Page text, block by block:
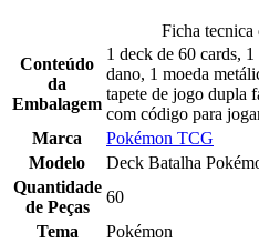
Ficha
Conteúdo
da
Embalagem
1 deck de 60 cards,
dano, 1 moeda
tapete de jogo dupla
com código para
Marca
Pokémon TCG
Modelo
Deck Batalha
Quantidade
de Peças
60
Tema
Pokémon